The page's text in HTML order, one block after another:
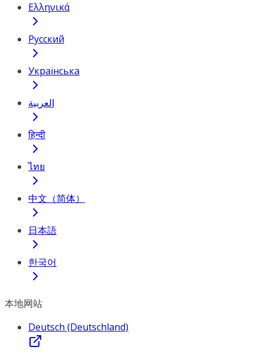
Ελληνικά
Русский
Українська
العربية
हिन्दी
ไทย
中文（简体）
日本語
한국어
本地网站
Deutsch (Deutschland)